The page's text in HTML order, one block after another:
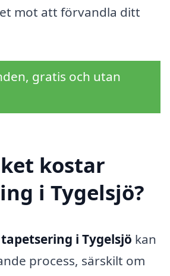
mot att förvandla ditt
gratis och utan
kostar
i Tygelsjö?
tapetsering i Tygelsjö kan
process, särskilt om